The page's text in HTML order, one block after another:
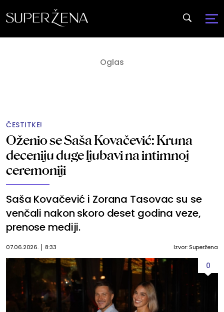
ČESTITKE!
Oženio se Saša Kovačević: Kruna
deceniju duge ljubavi na intimnoj
ceremoniji
Saša Kovačević i Zorana Tasovac su se
venčali nakon skoro deset godina veze,
prenose mediji.
07.06.2026. 8:33 Izvor: Superžena
0